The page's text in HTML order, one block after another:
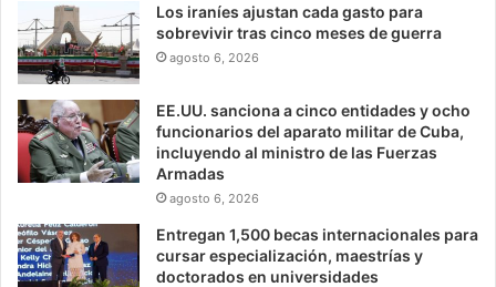
Los iraníes ajustan cada gasto para
sobrevivir tras cinco meses de guerra
agosto 6, 2026
EE.UU. sanciona a cinco entidades y ocho
funcionarios del aparato militar de Cuba,
incluyendo al ministro de las Fuerzas
Armadas
agosto 6, 2026
Entregan 1,500 becas internacionales para
cursar especialización, maestrías y
doctorados en universidades